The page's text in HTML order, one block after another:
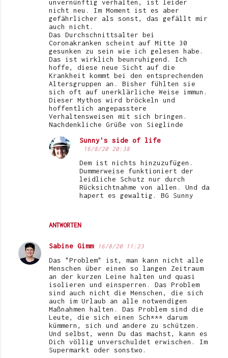
unvernünftig verhalten, ist leider
nicht neu. Im Moment ist es aber
gefährlicher als sonst, das gefällt mir
auch nicht.
Das Durchschnittsalter bei
Coronakranken scheint auf Mitte 30
gesunken zu sein wie ich gelesen habe.
Das ist wirklich beunruhigend. Ich
hoffe, diese neue Sicht auf die
Krankheit kommt bei den entsprechenden
Altersgruppen an. Bisher fühlten sie
sich oft auf unerklärliche Weise immun.
Dieser Mythos wird bröckeln und
hoffentlich angepasstere
Verhaltensweisen mit sich bringen.
Nachdenkliche Grüße von Sieglinde
ANTWORTEN
Sunny's side of life
16/8/20 20:38
Dem ist nichts hinzuzufügen.
Dummerweise funktioniert der
leidliche Schutz nur durch
Rücksichtnahme von allen. Und da
hapert es gewaltig. BG Sunny
Sabine Gimm 16/8/20 11:23
Das "Problem" ist, man kann nicht alle
Menschen über einen so langen Zeitraum
an der kurzen Leine halten und quasi
isolieren und einsperren. Das Problem
sind auch nicht die Menschen, die sich
auch im Urlaub an alle notwendigen
Maßnahmen halten. Das Problem sind die
Leute, die sich einen Sch*** darum
kümmern, sich und andere zu schützen.
Und selbst, wenn Du das machst, kann es
Dich völlig unverschuldet erwischen. Im
Supermarkt oder sonstwo.